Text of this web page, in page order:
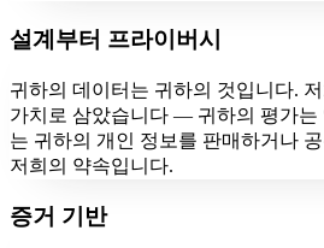
설계부터 프라이버시
귀하의 데이터는 귀하의 것입니다.
가치로 삼았습니다 — 귀하의 평가는
는 귀하의 개인 정보를 판매하거나
저희의 약속입니다.
증거 기반